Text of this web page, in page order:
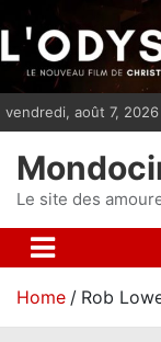
i
p
n
t
vendredi, août 7, 2026
Le site des
Home Rob